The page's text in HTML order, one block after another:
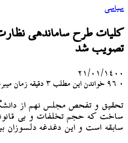
سیاسی
کلیات طرح ساماندهی نظارت
تصویب شد
۲۱/۰۱/۱۴۰۰
۰
خواندن این مطلب 3 دقیقه زمان میبرد
تحقیق و تفحص مجلس نهم از
ساخت که حجم تخلفات و بی
سابقه است و این دغدغه دلسوزان